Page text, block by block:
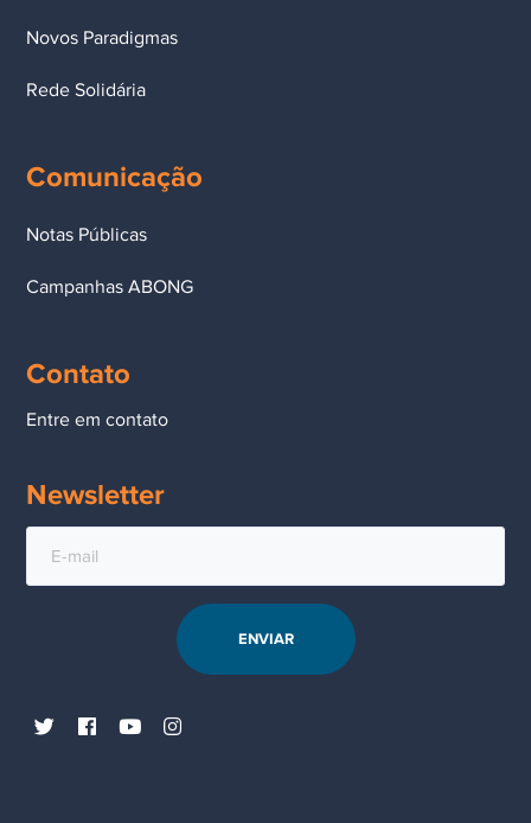
Novos Paradigmas
Rede Solidária
Comunicação
Notas Públicas
Campanhas ABONG
Contato
Entre em contato
Newsletter